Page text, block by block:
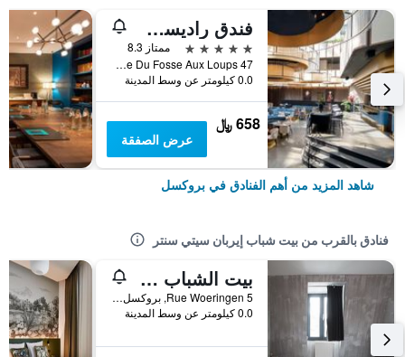
فندق راديسن كوليكشن جراند بليس بروكسل
5 نجوم
ممتاز 8.3
47 Rue Du Fosse Aux Loups, بروكسل, بلجيكا
0.0 كيلومتر عن وسط المدينة
658 ﷼
عرض الصفقة
شاهد المزيد من أهم الفنادق في بروكسل
فنادق بالقرب من بيت شباب إيربان سيتي سنتر
بيت الشباب Brxxl 5 City Centre
Rue Woeringen 5, بروكسل, بلجيكا
0.0 كيلومتر عن وسط المدينة